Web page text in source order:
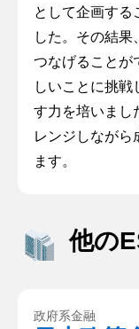
として企画する
した。その結果
つなげることが
しいことに挑戦
す力を培いまし
レンジしながら
ます。
他の
政府系金融